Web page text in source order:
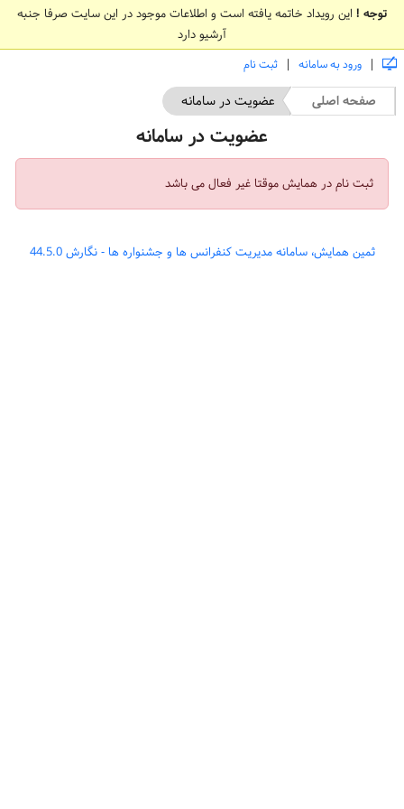
توجه ! این رویداد خاتمه یافته است و اطلاعات موجود در این سایت صرفا جنبه
آرشیو دارد
| ورود به سامانه | ثبت نام
صفحه اصلی عضویت در سامانه
عضویت در سامانه
ثبت نام در همایش موقتا غیر فعال می باشد
ثمین همایش، سامانه مدیریت کنفرانس ها و جشنواره ها - نگارش 44.5.0